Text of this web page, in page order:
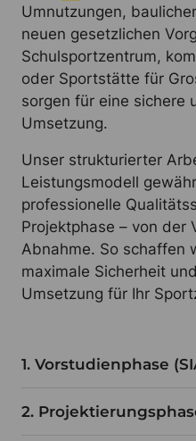
Umnutzungen,
neuen gesetzlichen
Schulsportzentrum,
oder Sportstätte für
sorgen für eine sichere
Umsetzung.
Unser strukturierter
Leistungsmodell
professionelle
Projektphase – von der
Abnahme. So schaffen
maximale Sicherheit
Umsetzung für Ihr
1. Vorstudienphase
2.